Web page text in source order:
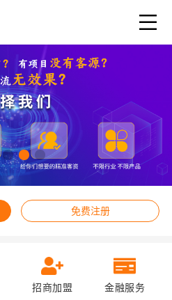
免费注册
招商加盟 金融服务